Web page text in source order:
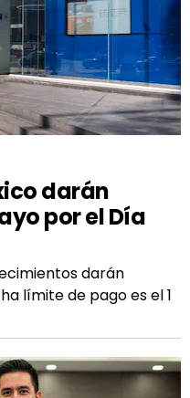
darán
por el Día
darán
límite de pago es el 1